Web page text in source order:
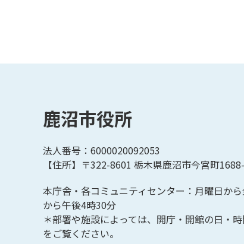
鹿沼市役所
法人番号：6000020092053
【住所】〒322-8601 栃木県鹿沼市今宮町
本庁舎・各コミュニティセンター：月曜日か
から午後4時30分
＊部署や施設によっては、開庁・開館の日・時
をご覧ください。